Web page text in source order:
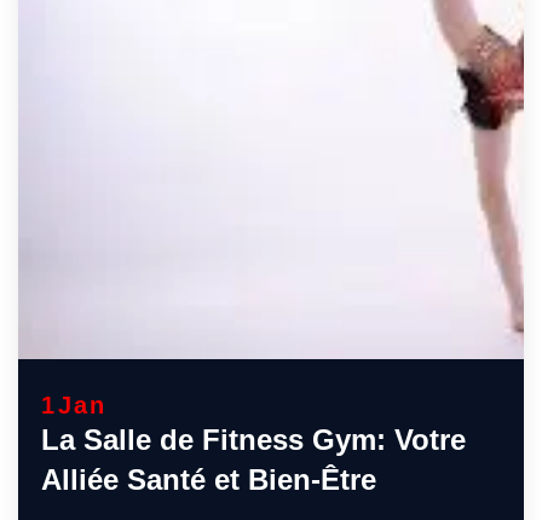
1Jan
La Salle de Fitness Gym: Votre
Alliée Santé et Bien-Être